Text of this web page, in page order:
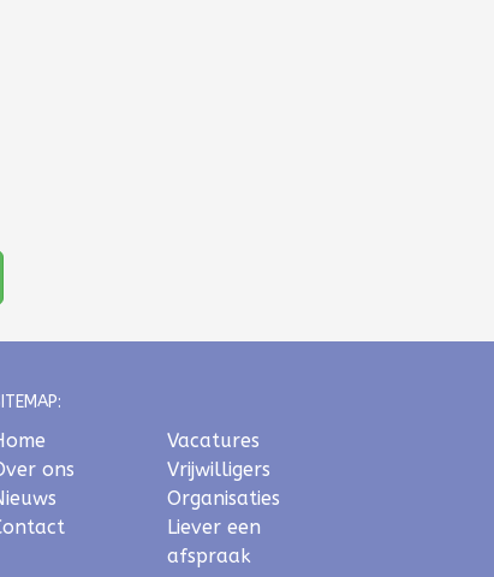
ons
Vacatures
Vrijwilligers
Organisaties
Liever een
afspraak